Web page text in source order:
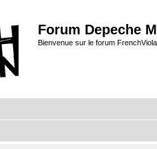
Forum Depeche
Bienvenue sur le forum